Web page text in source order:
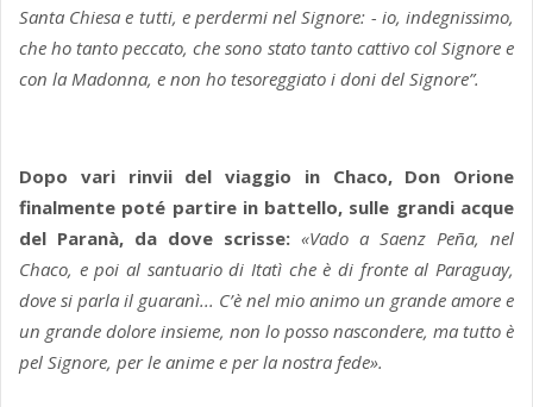
Santa Chiesa e tutti, e perdermi nel Signore: - io, indegnissimo,
che ho tanto peccato, che sono stato tanto cattivo col Signore e
con la Madonna, e non ho tesoreggiato i doni del Signore”.
Dopo vari rinvii del viaggio in Chaco, Don Orione
finalmente poté partire in battello, sulle grandi acque
del Paranà, da dove scrisse: «Vado a Saenz Peña, nel
Chaco, e poi al santuario di Itatì che è di fronte al Paraguay,
dove si parla il guaranì... C’è nel mio animo un grande amore e
un grande dolore insieme, non lo posso nascondere, ma tutto è
pel Signore, per le anime e per la nostra fede».